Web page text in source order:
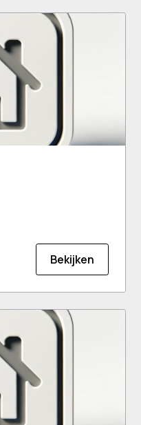
Bekijken